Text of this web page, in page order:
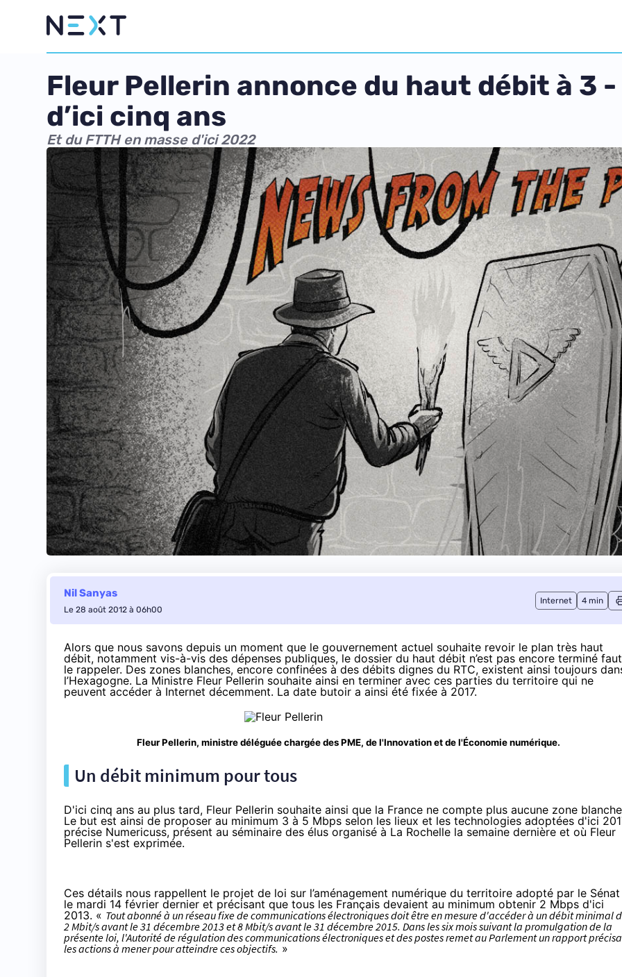
Fleur Pellerin annonce du haut débit à 3
d’ici cinq ans
Et du FTTH en masse d'ici 2022
Nil Sanyas
Le 28 août 2012 à 06h00
Internet 4 min
Alors que nous savons depuis un moment que le gouvernement actuel souhaite revoir le plan très haut
débit, notamment vis-à-vis des dépenses publiques, le dossier du haut débit n’est pas encore terminé
le rappeler. Des zones blanches, encore confinées à des débits dignes du RTC, existent ainsi toujours
l’Hexagogne. La Ministre Fleur Pellerin souhaite ainsi en terminer avec ces parties du territoire qui ne
peuvent accéder à Internet décemment. La date butoir a ainsi été fixée à 2017.
Fleur Pellerin, ministre déléguée chargée des PME, de l'Innovation et de l'Économie numérique.
Un débit minimum pour tous
D'ici cinq ans au plus tard, Fleur Pellerin souhaite ainsi que la France ne compte plus aucune zone
Le but est ainsi de proposer au minimum 3 à 5 Mbps selon les lieux et les technologies adoptées d'ici
précise Numericuss, présent au séminaire des élusorganisé à La Rochelle la semaine dernière et où Fleur
Pellerin s'est exprimée.
Ces détails nous rappellent le projet de loi sur l’aménagement numérique du territoire adopté par le Sénat
le mardi 14 février dernier et précisant que tous les Français devaient au minimum obtenir 2 Mbps d'ici
2013. « Tout abonné à un réseau fixe de communications électroniques doit être en mesure d'accéder à un débit minimal
2 Mbit/s avant le 31 décembre 2013 et 8 Mbit/s avant le 31 décembre 2015. Dans les six mois suivant la promulgation de la
présente loi, l'Autorité de régulation des communications électroniques et des postes remet au Parlement un rapport
les actions à mener pour atteindre ces objectifs. »